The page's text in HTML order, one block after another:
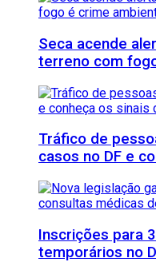
Seca acende
terreno com
Tráfico de
casos no DF e
Inscrições para
temporários no